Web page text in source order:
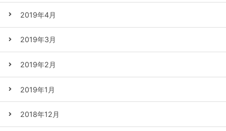
2019年4月
2019年3月
2019年2月
2019年1月
2018年12月